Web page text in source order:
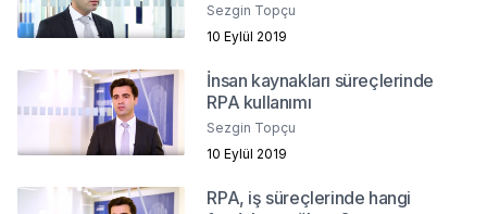
Sezgin Topçu
10 Eylül 2019
İnsan kaynakları süreçlerinde
RPA kullanımı
Sezgin Topçu
10 Eylül 2019
RPA, iş süreçlerinde hangi